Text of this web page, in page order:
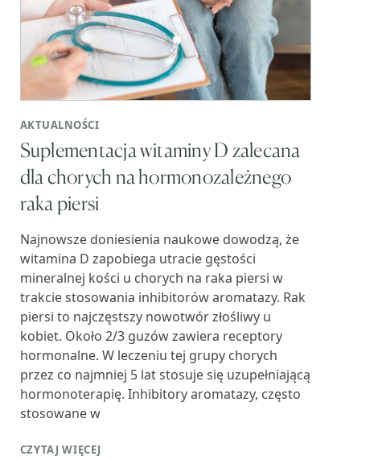
AKTUALNOŚCI
Suplementacja witaminy D zalecana
dla chorych na hormonozależnego
raka piersi
Najnowsze doniesienia naukowe dowodzą, że
witamina D zapobiega utracie gęstości
mineralnej kości u chorych na raka piersi w
trakcie stosowania inhibitorów aromatazy. Rak
piersi to najczęstszy nowotwór złośliwy u
kobiet. Około 2/3 guzów zawiera receptory
hormonalne. W leczeniu tej grupy chorych
przez co najmniej 5 lat stosuje się uzupełniającą
hormonoterapię. Inhibitory aromatazy, często
stosowane w
CZYTAJ WIĘCEJ